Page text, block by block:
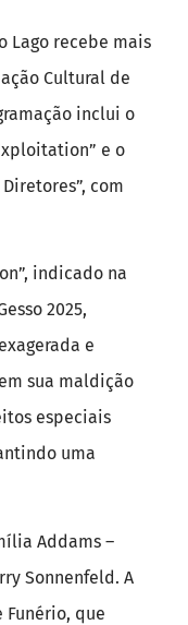
Lago recebe mais
Cultural de
inclui o
e o
com
indicado na
2025,
e
sua maldição
especiais
uma
Addams –
Sonnenfeld. A
que